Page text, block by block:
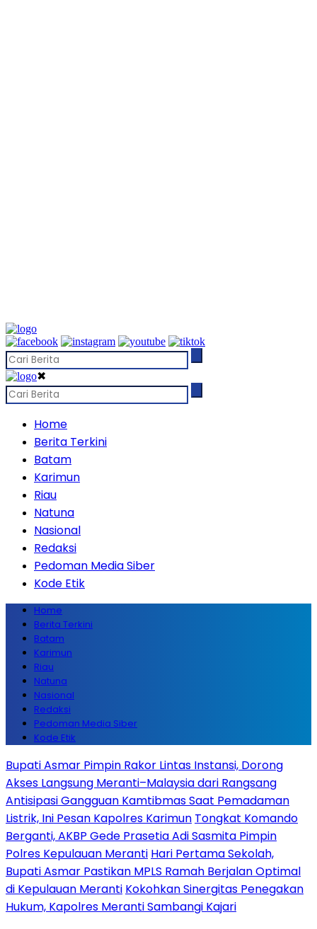
✖
Home
Berita Terkini
Batam
Karimun
Riau
Natuna
Nasional
Redaksi
Pedoman Media Siber
Kode Etik
Home
Berita Terkini
Batam
Karimun
Riau
Natuna
Nasional
Redaksi
Pedoman Media Siber
Kode Etik
Bupati Asmar Pimpin Rakor Lintas Instansi, Dorong
Akses Langsung Meranti–Malaysia dari Rangsang
Antisipasi Gangguan Kamtibmas Saat Pemadaman
Listrik, Ini Pesan Kapolres Karimun Tongkat Komando
Berganti, AKBP Gede Prasetia Adi Sasmita Pimpin
Polres Kepulauan Meranti Hari Pertama Sekolah,
Bupati Asmar Pastikan MPLS Ramah Berjalan Optimal
di Kepulauan Meranti Kokohkan Sinergitas Penegakan
Hukum, Kapolres Meranti Sambangi Kajari